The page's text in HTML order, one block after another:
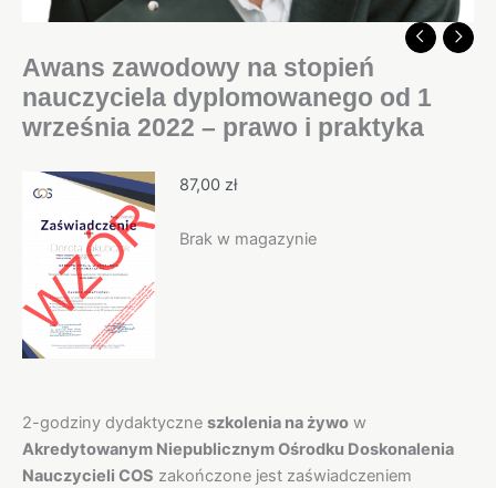
Awans zawodowy na stopień
nauczyciela dyplomowanego od 1
września 2022 – prawo i praktyka
87,00 zł
Brak w magazynie
2-godziny dydaktyczne szkolenia na żywo w
Akredytowanym Niepublicznym Ośrodku Doskonalenia
Nauczycieli COS zakończone jest zaświadczeniem